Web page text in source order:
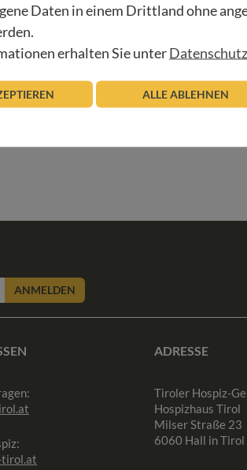
Montag 20.11.2023
ANMELDEN
tirol.at
ADRESSE
Tiroler Hospiz-
Hospizhaus Tirol
Milser Straße 23
6060 Hall in Tirol
Daten in einem Drittland ohne
erhalten Sie unter
ALLE ABLEHNEN